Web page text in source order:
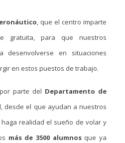
, que el centro imparte
gratuita, para que nuestros
desenvolverse en situaciones
en estos puestos de trabajo.
parte del Departamento de
, desde el que ayudan a nuestros
realidad el sueño de volar y
más de 3500 alumnosque ya